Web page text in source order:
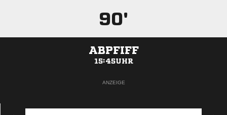
90'
ABPFIFF
15:45UHR
ANZEIGE